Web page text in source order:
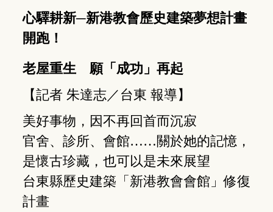
心驛耕新─新港教會歷史建築夢想計畫
開跑！
老屋重生 願「成功」再起
【記者 朱達志／台東 報導】
美好事物，因不再回首而沉寂
官舍、診所、會館……關於她的記憶，
是懷古珍藏，也可以是未來展望
台東縣歷史建築「新港教會會館」修復
計畫